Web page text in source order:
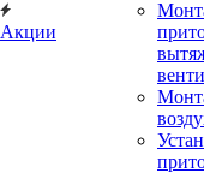
Акции